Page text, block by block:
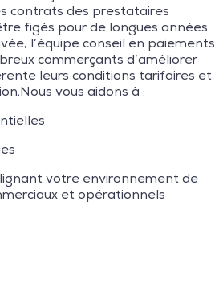
contrats des prestataires
figés pour de longues années.
l’équipe conseil en paiements
commerçants d’améliorer
leurs conditions tarifaires et
vous aidons à :
votre environnement de
et opérationnels